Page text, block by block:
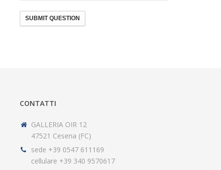
SUBMIT QUESTION
CONTATTI
GALLERIA OIR 12
47521 Cesena (FC)
sede +39 0547 611169
cellulare +39 340 9570617